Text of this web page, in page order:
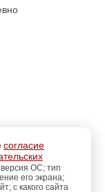
согласие
ОС; тип
его экрана;
с какого сайта